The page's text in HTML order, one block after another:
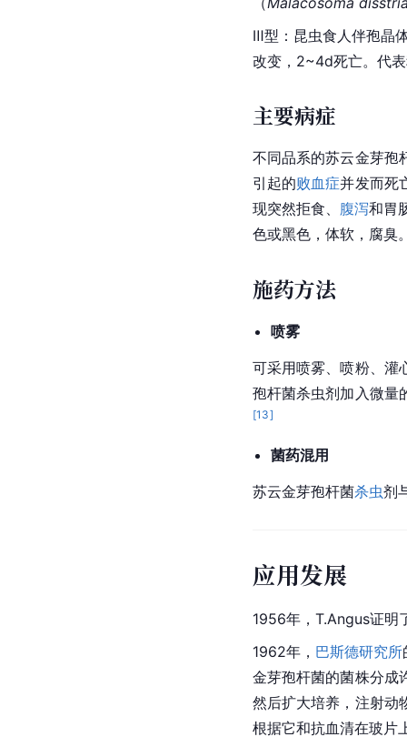
Ⅲ型：昆虫食人伴孢晶
改变，2~4d死亡。代
主要病症
不同品系的苏云金芽孢
引起的败血症并发而死
现突然拒食、 腹泻和胃
色或黑色，体软，腐臭
施药方法
喷雾
可采用喷雾、喷粉、灌
孢杆菌杀虫剂加入微量
[13]
菌药混用
苏云金芽孢杆菌杀虫剂
应用发展
1956年，T.Angus证明
1962年， 巴斯德研究所
金芽孢杆菌的菌株分成
然后扩大培养，注射动
根据它和抗血清在玻片